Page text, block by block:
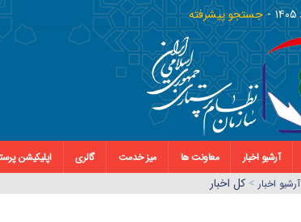
جستجو پیشرفته
آرشیو اخبار معاونت ها میز خدمت گالری اپلیکیشن
آرشیو اخبار > کل اخبار